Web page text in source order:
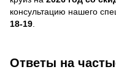
консультацию нашего
18-19
Ответы на